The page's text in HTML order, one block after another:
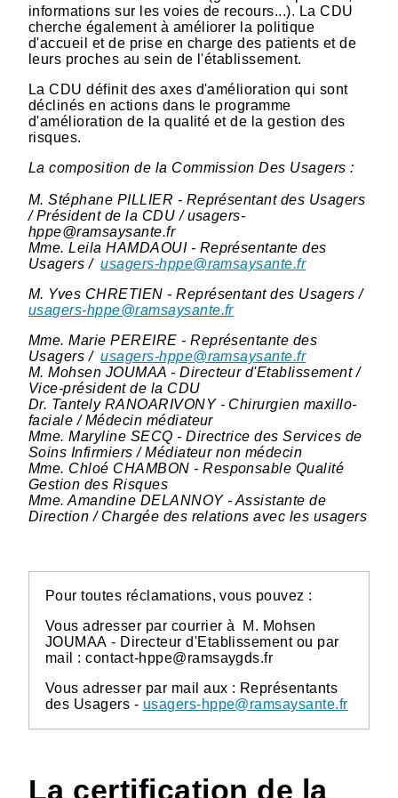
informations sur les voies de recours...). La CDU
cherche également à améliorer la politique
d'accueil et de prise en charge des patients et de
leurs proches au sein de l'établissement.
La CDU définit des axes d'amélioration qui sont
déclinés en actions dans le programme
d'amélioration de la qualité et de la gestion des
risques.
La composition de la Commission Des Usagers :
M. Stéphane PILLIER - Représentant des Usagers
/ Président de la CDU / usagers-
hppe@ramsaysante.fr
Mme. Leila HAMDAOUI - Représentante des
Usagers /usagers-hppe@ramsaysante.fr
M. Yves CHRETIEN - Représentant des Usagers /
usagers-hppe@ramsaysante.fr
Mme. Marie PEREIRE - Représentante des
Usagers /usagers-hppe@ramsaysante.fr
M. Mohsen JOUMAA - Directeur d'Etablissement /
Vice-président de la CDU
Dr. Tantely RANOARIVONY - Chirurgien maxillo-
faciale / Médecin médiateur
Mme. Maryline SECQ - Directrice des Services de
Soins Infirmiers / Médiateur non médecin
Mme. Chloé CHAMBON - Responsable Qualité
Gestion des Risques
Mme. Amandine DELANNOY - Assistante de
Direction / Chargée des relations avec les usagers
Pour toutes réclamations, vous pouvez :
Vous adresser par courrier à M. Mohsen
JOUMAA - Directeur d'Etablissement ou par
mail : contact-hppe@ramsaygds.fr
Vous adresser par mail aux : Représentants
des Usagers - usagers-hppe@ramsaysante.fr
La certification de la